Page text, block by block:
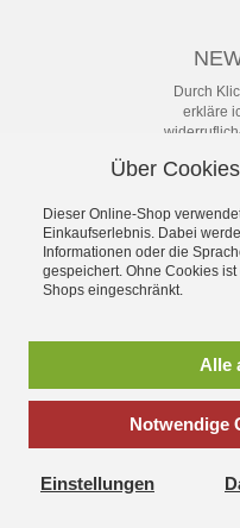
Durch
erkläre
Details
Über
Dieser Online-Shop
Einkaufserlebnis. Dabei
Informationen oder die
gespeichert. Ohne Cookies
Shops eingeschränkt.
Alle
Notwendige
Einstellungen